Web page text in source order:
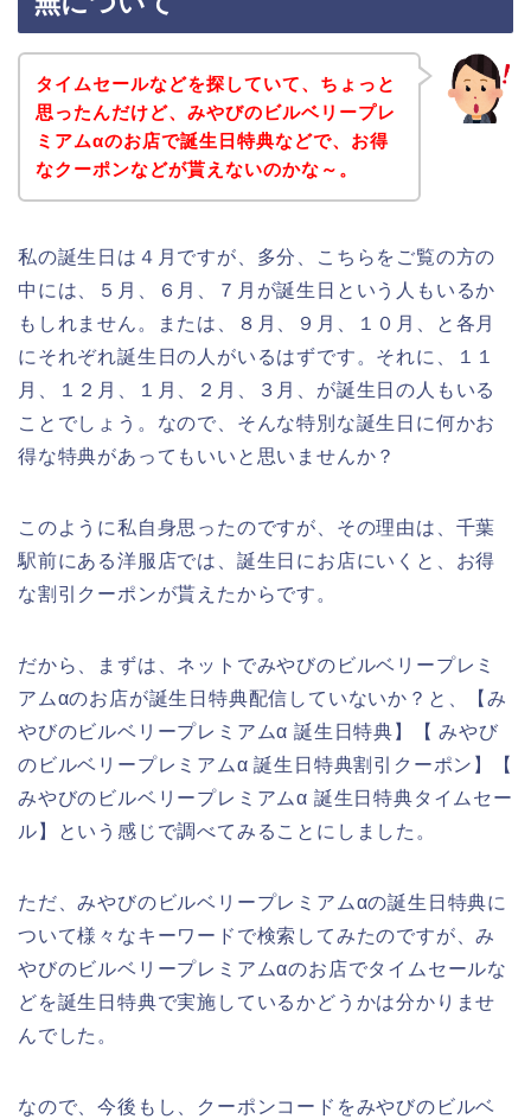
タイムセールなどを探していて、ちょっと
思ったんだけど、みやびのビルベリープレ
ミアムαのお店で誕生日特典などで、お得
なクーポンなどが貰えないのかな～。
私の誕生日は４月ですが、多分、こちらをご覧の方の
中には、５月、６月、７月が誕生日という人もいるか
もしれません。または、８月、９月、１０月、と各月
にそれぞれ誕生日の人がいるはずです。それに、１１
月、１２月、１月、２月、３月、が誕生日の人もいる
ことでしょう。なので、そんな特別な誕生日に何かお
得な特典があってもいいと思いませんか？
このように私自身思ったのですが、その理由は、千葉
駅前にある洋服店では、誕生日にお店にいくと、お得
な割引クーポンが貰えたからです。
だから、まずは、ネットでみやびのビルベリープレミ
アムαのお店が誕生日特典配信していないか？と、【み
やびのビルベリープレミアムα 誕生日特典】【 みやび
のビルベリープレミアムα 誕生日特典割引クーポン】【
みやびのビルベリープレミアムα 誕生日特典タイムセー
ル】という感じで調べてみることにしました。
ただ、みやびのビルベリープレミアムαの誕生日特典に
ついて様々なキーワードで検索してみたのですが、み
やびのビルベリープレミアムαのお店でタイムセールな
どを誕生日特典で実施しているかどうかは分かりませ
んでした。
なので、今後もし、クーポンコードをみやびのビルベ